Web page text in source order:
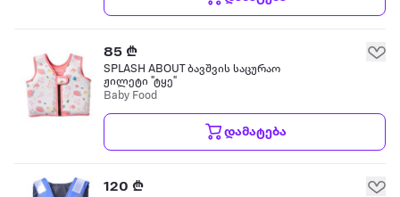
85 ₾
SPLASH ABOUT ბავშვის საცურაო
ჟილეტი "ტყე"
Baby Food
დამატება
120 ₾